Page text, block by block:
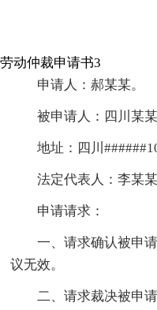
劳动仲裁申请书3
申请人：郝某某。
被申请人：四川某
地址：四川
法定代表人：李某某
申请请求：
一、请求确认被申
议无效。
二、请求裁决被申